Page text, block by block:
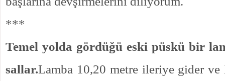
***
Temel yolda gördüğü eski püskü bir
sallar.Lamba 10,20 metre ileriye gider ve